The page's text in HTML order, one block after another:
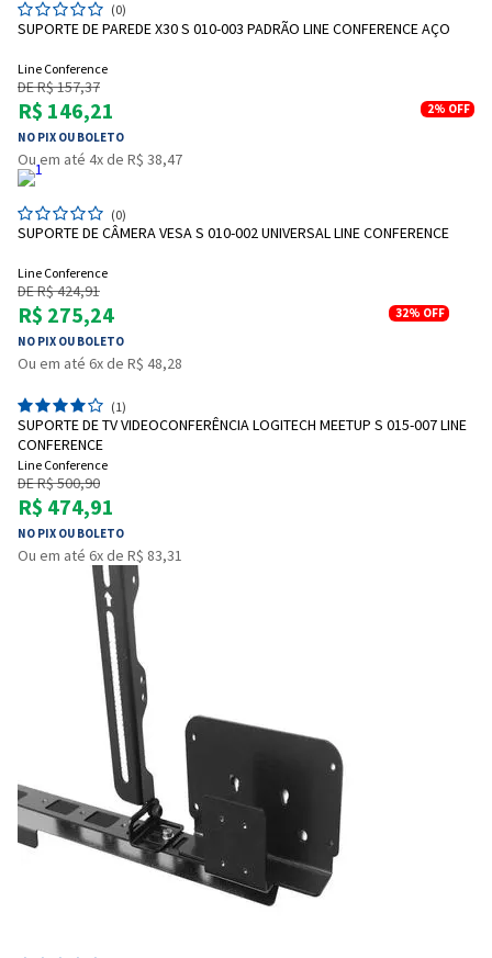
(0)
SUPORTE DE PAREDE X30 S 010-003 PADRÃO LINE CONFERENCE AÇO
Line Conference
DE R$ 157,37
R$ 146,21
NO PIX OU BOLETO
2% OFF
Ou em até 4x de R$ 38,47
(0)
SUPORTE DE CÂMERA VESA S 010-002 UNIVERSAL LINE CONFERENCE
Line Conference
DE R$ 424,91
R$ 275,24
NO PIX OU BOLETO
32% OFF
Ou em até 6x de R$ 48,28
(1)
SUPORTE DE TV VIDEOCONFERÊNCIA LOGITECH MEETUP S 015-007 LINE
CONFERENCE
Line Conference
DE R$ 500,90
R$ 474,91
NO PIX OU BOLETO
Ou em até 6x de R$ 83,31